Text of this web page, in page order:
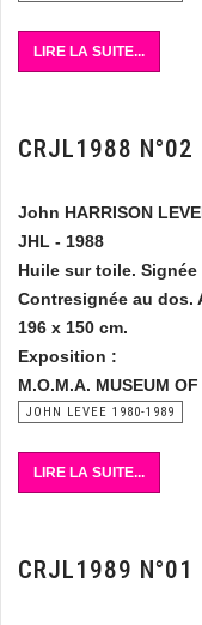
LIRE LA SUITE...
CRJL1988 N°02
John HARRISON
JHL - 1988
Huile sur toile. Signée
Contresignée au dos.
196 x 150 cm.
Exposition :
M.O.M.A. MUSEUM
JOHN LEVEE 1980-1989
LIRE LA SUITE...
CRJL1989 N°01